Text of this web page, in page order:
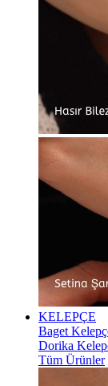
KELEPÇE
Baget
Dorika
Tüm Ürünler